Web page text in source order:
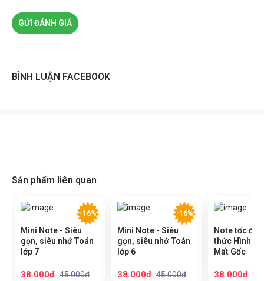
GỬI ĐÁNH GIÁ
BÌNH LUẬN FACEBOOK
Sản phẩm liên quan
-16%
Mini Note - Siêu
gọn, siêu nhớ Toán
lớp 7
38.000đ 45.000đ
-16%
Mini Note - Siêu
gọn, siêu nhớ Toán
lớp 6
38.000đ 45.000đ
Note tốc độ
thức Hình
Mất Gốc
38.000đ